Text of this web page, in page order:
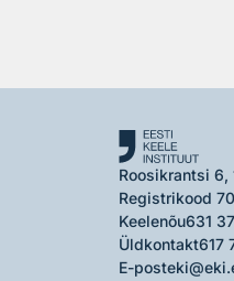
Roosikrantsi 6,
Registrikood
Keelenõu631
Üldkontakt617
E-post